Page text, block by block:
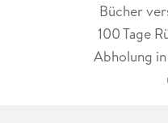
Bücher
100 Tage
Abholung